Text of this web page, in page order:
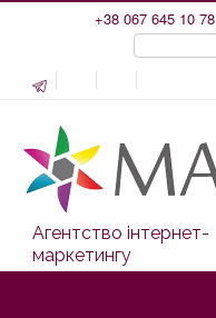
+38 067 645 10 78
Агентство інтернет-
маркетингу